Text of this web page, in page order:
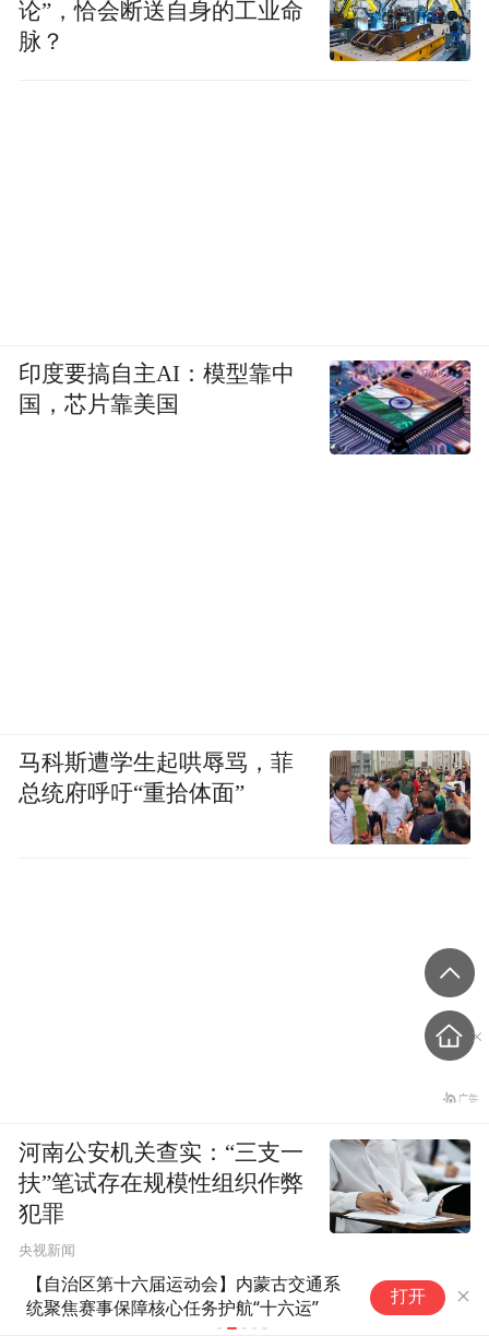
云南蒙自《芳华》取景地景区拦
路设卡收30元过路费，文旅局
回应：正研究优化方案
会做麻婆豆
资热了
打开
论”，恰会断送自身的工业命
脉？
印度要搞自主AI：模型靠中
国，芯片靠美国
马科斯遭学生起哄辱骂，菲
总统府呼吁“重拾体面”
河南公安机关查实：“三支一
扶”笔试存在规模性组织作弊
犯罪
央视新闻